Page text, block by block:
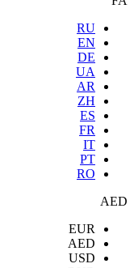
RU
EN
DE
UA
AR
ZH
ES
FR
IT
PT
RO
AED
EUR
AED
USD